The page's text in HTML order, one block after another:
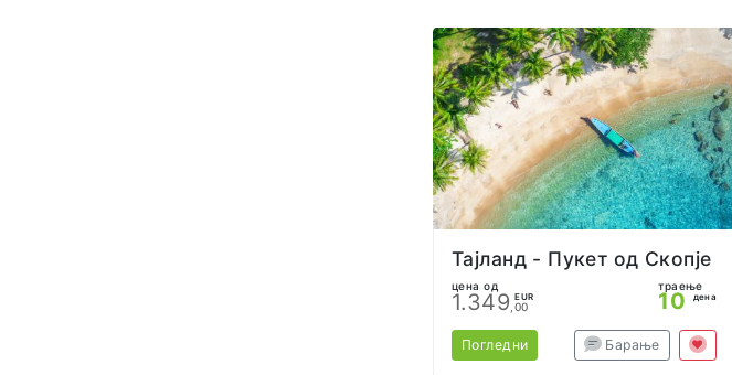
Тајланд - Пукет од Скопје
цена од
1.349 EUR
,00
траење
10 дена
Погледни Барање